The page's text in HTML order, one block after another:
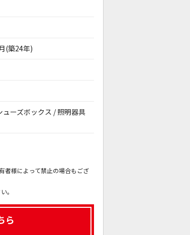
(築24年)
ーズボックス / 照明器具
者様によって禁止の場合もござ
。
ら